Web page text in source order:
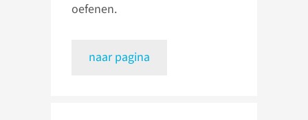
oefenen.
naar pagina